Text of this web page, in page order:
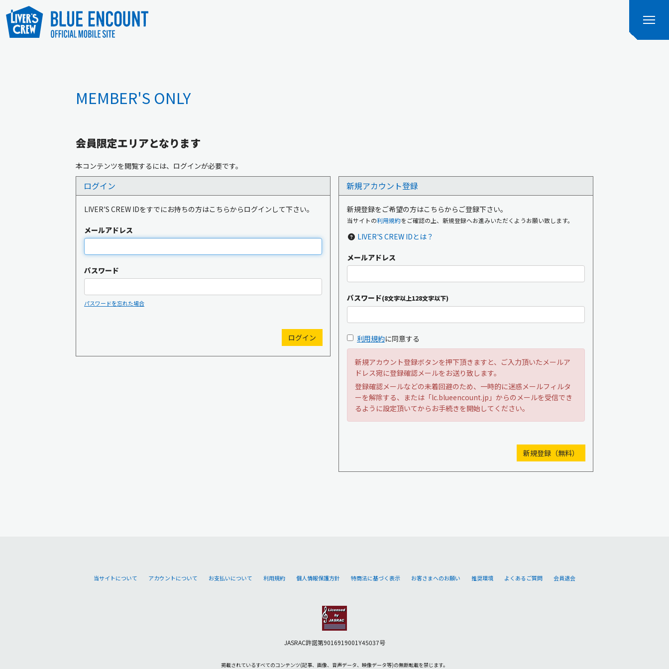
ログイン
OFFICIAL SITE
MEMBER'S ONLY
会員限定エリアとなります
本コンテンツを閲覧するには、ログインが必要です。
ログイン
LIVER'S CREW IDをすでにお持ちの方はこちらからログインして下さい。
メールアドレス
パスワード
パスワードを忘れた場合
新規アカウント登録
新規登録をご希望の方はこちらからご登録下さい。
当サイトの利用規約をご確認の上、新規登録へお進みいただくようお願い致します。
LIVER'S CREW IDとは？
メールアドレス
パスワード(8文字以上128文字以下)
利用規約に同意する
新規アカウント登録ボタンを押下頂きますと、ご入力頂いたメールア
ドレス宛に登録確認メールをお送り致します。
登録確認メールなどの未着回避のため、一時的に迷惑メールフィルタ
ーを解除する、または「lc.blueencount.jp」からのメールを受信でき
るように設定頂いてからお手続きを開始してください。
当サイトについて アカウントについて お支払いについて 利用規約 個人情報保護方針 特商法に基づく表示 お客さまへのお願い 推奨環境 よくあるご質問 会員退会
JASRAC許諾第9016919001Y45037号
掲載されているすべてのコンテンツ(記事、画像、音声データ、映像データ等)の無断転載を禁じます。